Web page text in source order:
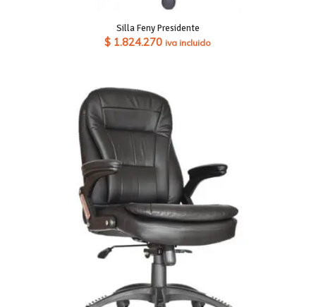
Silla Feny Presidente
$ 1.824.270 iva incluido